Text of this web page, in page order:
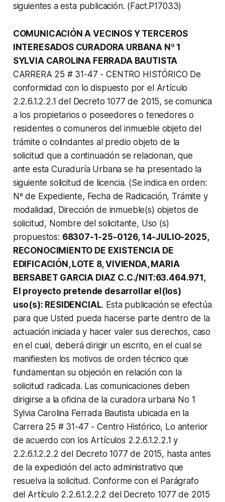
siguientes a esta publicación. (Fact.P17033)
COMUNICACIÓN A VECINOS Y TERCEROS
INTERESADOS CURADORA URBANA Nº 1
SYLVIA CAROLINA FERRADA BAUTISTA
CARRERA 25 # 31-47 - CENTRO HISTÓRICO De
conformidad con lo dispuesto por el Artículo
2.2.6.1.2.2.1 del Decreto 1077 de 2015, se comunica
a los propietarios o poseedores o tenedores o
residentes o comuneros del inmueble objeto del
trámite o colindantes al predio objeto de la
solicitud que a continuación se relacionan, que
ante esta Curaduría Urbana se ha presentado la
siguiente solicitud de licencia. (Se indica en orden:
Nº de Expediente, Fecha de Radicación, Trámite y
modalidad, Dirección de inmueble(s) objetos de
solicitud, Nombre del solicitante, Uso (s)
propuestos: 68307-1-25-0126, 14-JULIO-2025,
RECONOCIMIENTO DE EXISTENCIA DE
EDIFICACIÓN, LOTE 8, VIVIENDA, MARIA
BERSABET GARCIA DIAZ C.C./NIT:63.464.971,
El proyecto pretende desarrollar el(los)
uso(s): RESIDENCIAL. Esta publicación se efectúa
para que Usted pueda hacerse parte dentro de la
actuación iniciada y hacer valer sus derechos, caso
en el cual, deberá dirigir un escrito, en el cual se
manifiesten los motivos de orden técnico que
fundamentan su objeción en relación con la
solicitud radicada. Las comunicaciones deben
dirigirse a la oficina de la curadora urbana No 1
Sylvia Carolina Ferrada Bautista ubicada en la
Carrera 25 # 31-47 - Centro Histórico, Lo anterior
de acuerdo con los Artículos 2.2.6.1.2.2.1 y
2.2.6.1.2.2.2 del Decreto 1077 de 2015, hasta antes
de la expedición del acto administrativo que
resuelva la solicitud. Conforme con el Parágrafo
del Artículo 2.2.6.1.2.2.2 del Decreto 1077 de 2015